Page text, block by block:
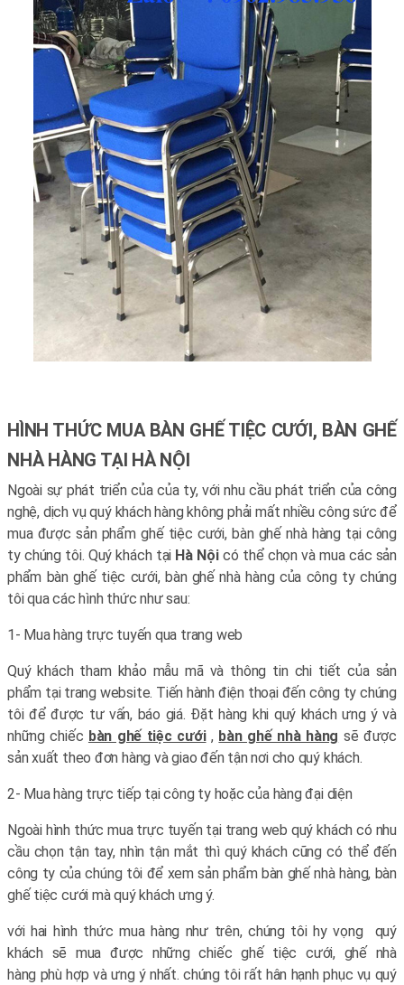
HÌNH THỨC MUA BÀN GHẾ TIỆC CƯỚI, BÀN GHẾ
NHÀ HÀNG TẠI HÀ NỘI
Ngoài sự phát triển của của ty, với nhu cầu phát triển của công
nghệ, dịch vụ quý khách hàng không phải mất nhiều công sức để
mua được sản phẩm ghế tiệc cưới, bàn ghế nhà hàng tại công
ty chúng tôi. Quý khách tại Hà Nộicó thể chọn và mua các sản
phẩm bàn ghế tiệc cưới, bàn ghế nhà hàng của công ty chúng
tôi qua các hình thức như sau:
1- Mua hàng trực tuyến qua trang web
Quý khách tham khảo mẫu mã và thông tin chi tiết của sản
phẩm tại trang website. Tiến hành điện thoại đến công ty chúng
tôi để được tư vấn, báo giá. Đặt hàng khi quý khách ưng ý và
những chiếc bàn ghế tiệc cưới, bàn ghế nhà hàng sẽ được
sản xuất theo đơn hàng và giao đến tận nơi cho quý khách.
2- Mua hàng trực tiếp tại công ty hoặc của hàng đại diện
Ngoài hình thức mua trực tuyến tại trang web quý khách có nhu
cầu chọn tận tay, nhìn tận mắt thì quý khách cũng có thể đến
công ty của chúng tôi để xem sản phẩm bàn ghế nhà hàng, bàn
ghế tiệc cưới mà quý khách ưng ý.
với hai hình thức mua hàng như trên, chúng tôi hy vọng quý
khách sẽ mua được những chiếc ghế tiệc cưới, ghế nhà
hàng phù hợp và ưng ý nhất. chúng tôi rất hân hạnh phục vụ quý